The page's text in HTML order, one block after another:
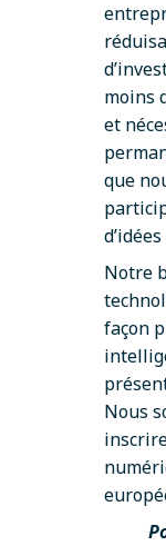
moins
et
que
d’idées
Notre
façon
Nous